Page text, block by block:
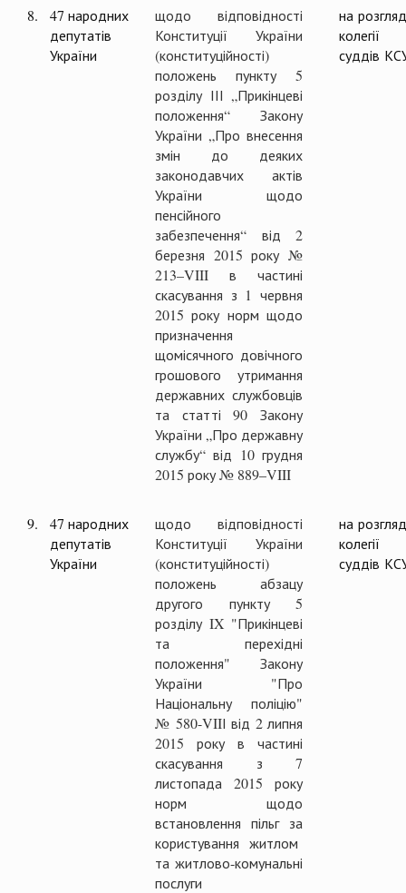
8.
47 народних
депутатів
України
щодо відповідності
Конституції України
(конституційності)
положень пункту 5
розділу ІІІ „Прикінцеві
положення“ Закону
України „Про внесення
змін до деяких
законодавчих актів
України щодо
пенсійного
забезпечення“ від 2
березня 2015 року №
213–VIII в частині
скасування з 1 червня
2015 року норм щодо
призначення
щомісячного довічного
грошового утримання
державних службовців
та статті 90 Закону
України „Про державну
службу“ від 10 грудня
2015 року № 889–VIII
на
колегії
суддів
9.
47 народних
депутатів
України
щодо відповідності
Конституції України
(конституційності)
положень абзацу
другого пункту 5
розділу IX "Прикінцеві
та перехідні
положення" Закону
України "Про
Національну поліцію"
№ 580-VIIІ від 2 липня
2015 року в частині
скасування з 7
листопада 2015 року
норм щодо
встановлення пільг за
користування житлом
та житлово-комунальні
послуги
на
колегії
суддів